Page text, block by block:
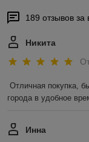
189 отзывов за
Никита
Отличная покупка,
города в удобное
Инна